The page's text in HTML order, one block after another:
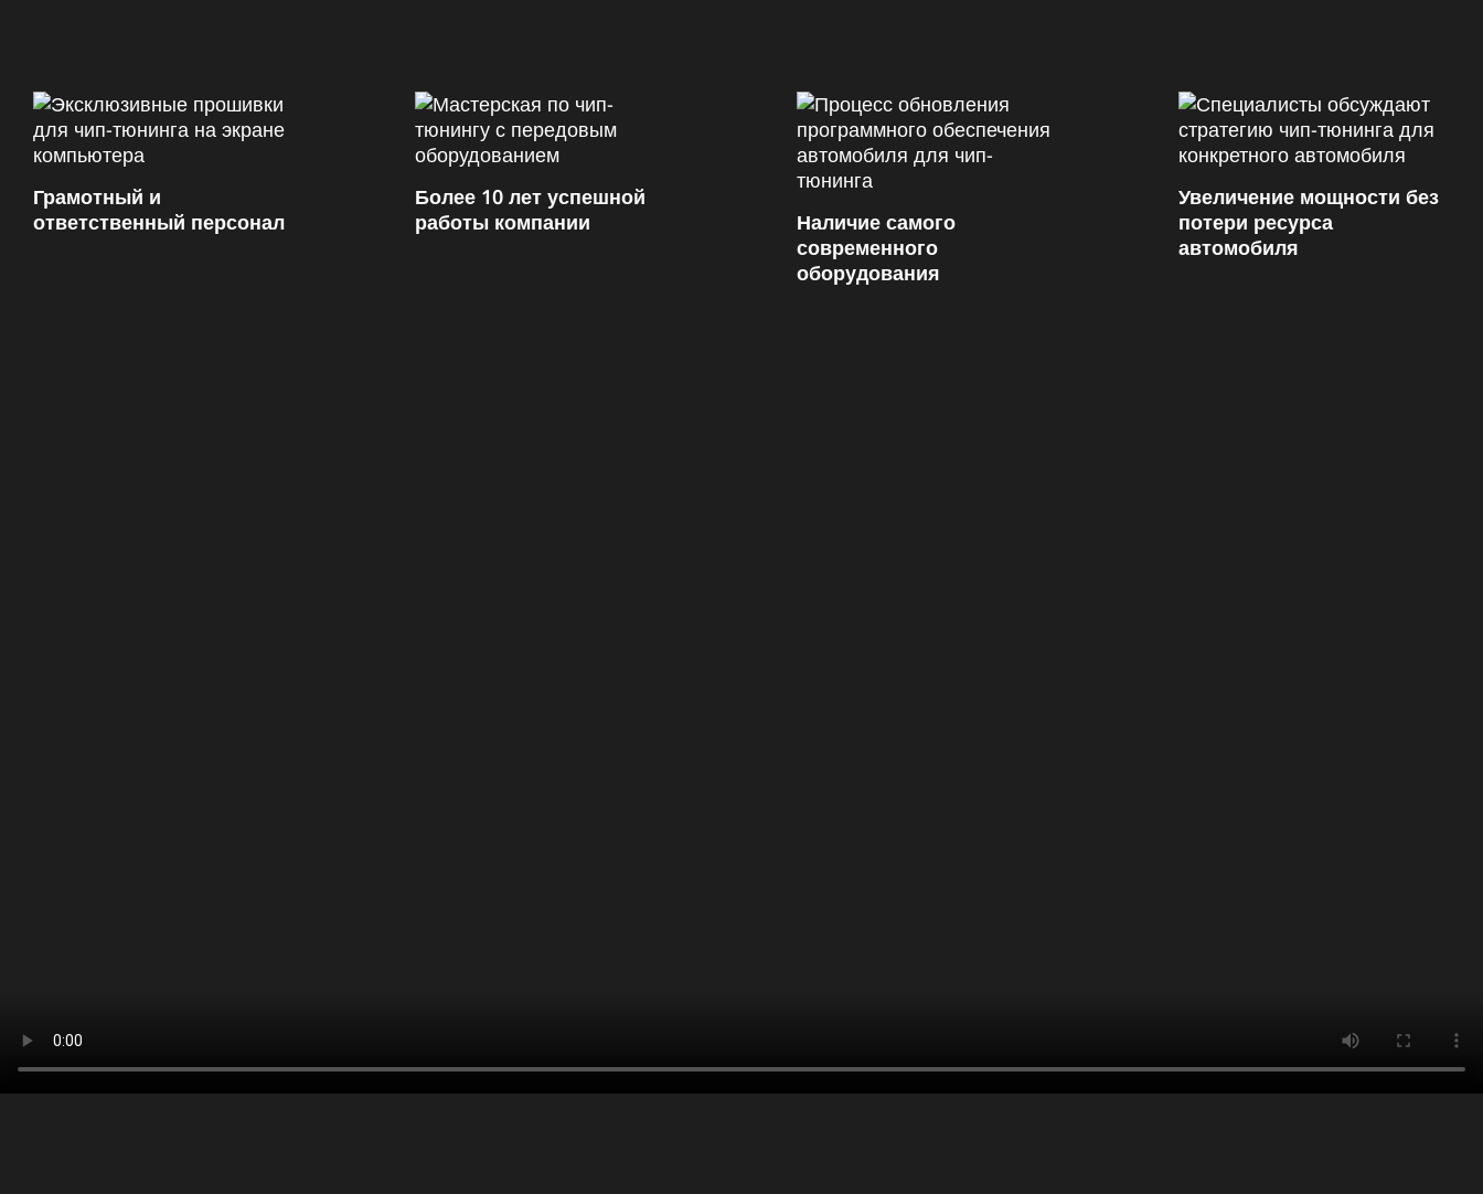
Грамотный и
ответственный персонал
Более 10 лет успешной
работы компании
Наличие самого
современного
оборудования
Увеличение мощности без
потери ресурса
автомобиля